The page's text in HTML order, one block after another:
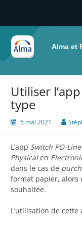
Alma et
Utiliser
type
6 mai 2021
L’app Switch PO-
Physicalen
dans le cas de
format papier, alors
souhaitée.
L’utilisation de